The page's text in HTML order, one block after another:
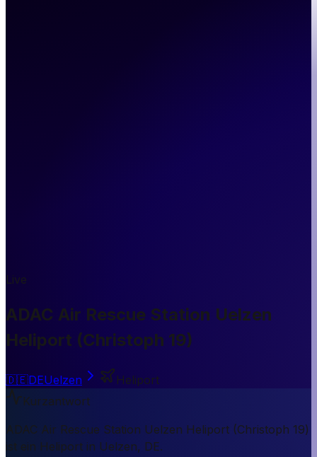
Live
ADAC Air Rescue Station Uelzen
Heliport (Christoph 19)
🇩🇪DEUelzen
Heliport
Kurzantwort
ADAC Air Rescue Station Uelzen Heliport (Christoph 19)
ist ein Heliport in Uelzen, DE.